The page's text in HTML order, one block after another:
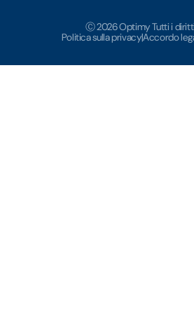
Ⓒ 2026 Optimy Tutti i
Politica sulla privacy|Accordo